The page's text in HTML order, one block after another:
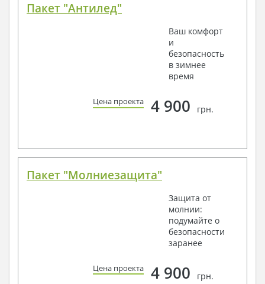
Пакет "Антилед"
Ваш комфорт
и
безопасность
в зимнее
время
Цена проекта 4 900 грн.
Пакет "Молниезащита"
Защита от
молнии:
подумайте о
безопасности
заранее
Цена проекта 4 900 грн.